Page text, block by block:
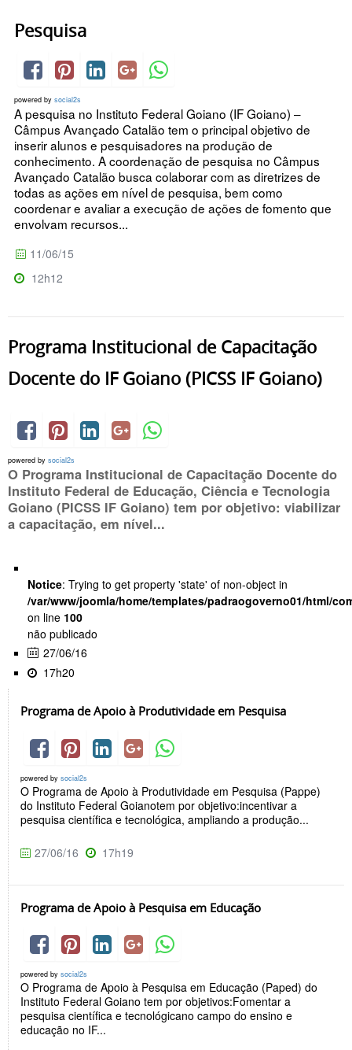
Pesquisa
powered by social2s
A pesquisa no Instituto Federal Goiano (IF Goiano) –
Câmpus Avançado Catalão tem o principal objetivo de
inserir alunos e pesquisadores na produção de
conhecimento. A coordenação de pesquisa no Câmpus
Avançado Catalão busca colaborar com as diretrizes de
todas as ações em nível de pesquisa, bem como
coordenar e avaliar a execução de ações de fomento que
envolvam recursos...
11/06/15
12h12
Programa Institucional de Capacitação
Docente do IF Goiano (PICSS IF Goiano)
powered by social2s
O Programa Institucional de Capacitação Docente do
Instituto Federal de Educação, Ciência e Tecnologia
Goiano (PICSS IF Goiano) tem por objetivo: viabilizar
a capacitação, em nível...
Notice: Trying to get property 'state' of non-object in
/var/www/joomla/home/templates/padraogoverno01/html/
on line 100
não publicado
27/06/16
17h20
Programa de Apoio à Produtividade em Pesquisa
powered by social2s
O Programa de Apoio à Produtividade em Pesquisa (Pappe)
do Instituto Federal Goianotem por objetivo:incentivar a
pesquisa científica e tecnológica, ampliando a produção...
27/06/16 17h19
Programa de Apoio à Pesquisa em Educação
powered by social2s
O Programa de Apoio à Pesquisa em Educação (Paped) do
Instituto Federal Goiano tem por objetivos:Fomentar a
pesquisa científica e tecnológicano campo do ensino e
educação no IF...